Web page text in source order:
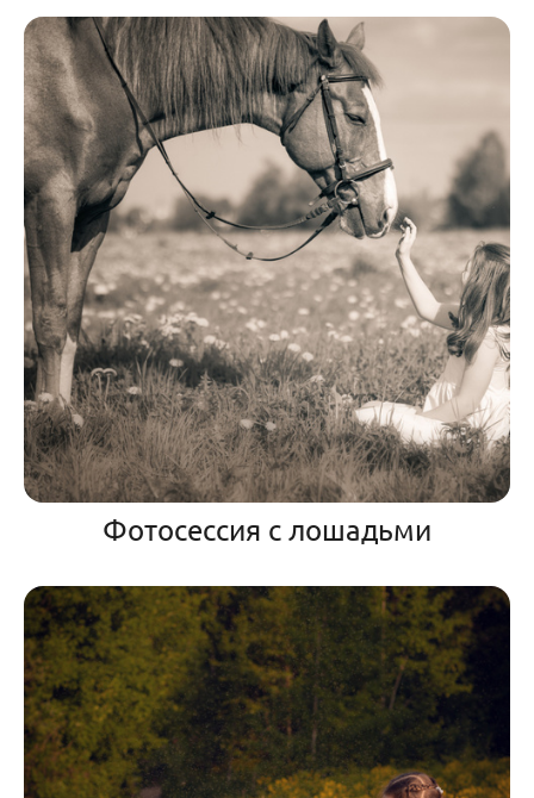
Фотосессия с лошадьми